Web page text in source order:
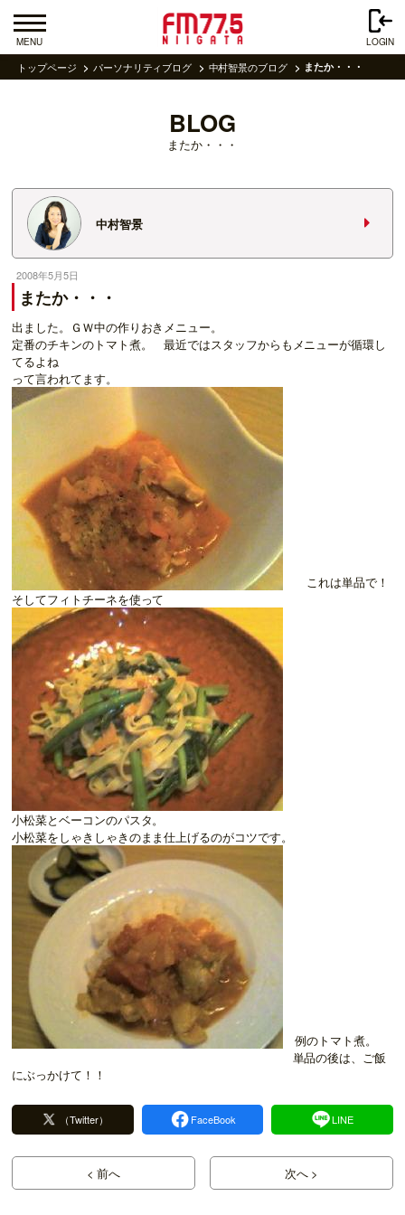
MENU LOGIN
トップページ パーソナリティブログ 中村智景のブログ またか・・・
BLOG
またか・・・
中村智景
2008年5月5日
またか・・・
出ました。ＧＷ中の作りおきメニュー。
定番のチキンのトマト煮。 最近ではスタッフからもメニューが循環し
てるよね
って言われてます。
これは単品で！
そしてフィトチーネを使って
小松菜とベーコンのパスタ。
小松菜をしゃきしゃきのまま仕上げるのがコツです。
例のトマト煮。
単品の後は、ご飯
にぶっかけて！！
（Twitter） FaceBook LINE
< 前へ 次へ >